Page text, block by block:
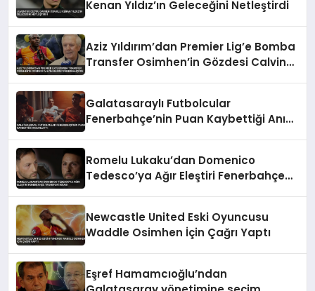
Kenan Yıldız’ın Geleceğini Netleştirdi
Aziz Yıldırım’dan Premier Lig’e Bomba
Transfer Osimhen’in Gözdesi Calvin
Galatasaraylı Futbolcular
Fenerbahçe’nin Puan Kaybettiği Anı
Romelu Lukaku’dan Domenico
Tedesco’ya Ağır Eleştiri Fenerbahçe
Newcastle United Eski Oyuncusu
Waddle Osimhen İçin Çağrı Yaptı
Eşref Hamamcıoğlu’ndan